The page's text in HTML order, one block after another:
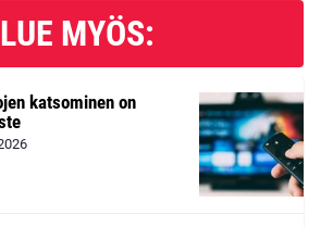
LUE MYÖS:
katsominen on